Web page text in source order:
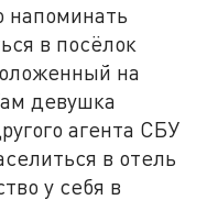
напоминать
в посёлок
на
девушка
агента СБУ
в отель
у себя в